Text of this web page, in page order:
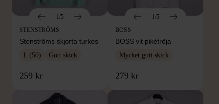
1/5
STENSTRÖMS
Stenströms skjorta turkos
L (50) Gott skick
259 kr
1/5
BOSS
BOSS vit pikétröja
Mycket gott skick
279 kr